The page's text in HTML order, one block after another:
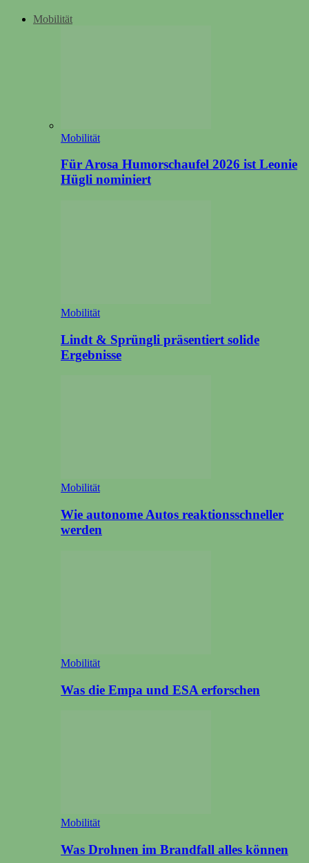
Mobilität
Mobilität
Für Arosa Humorschaufel 2026 ist Leonie
Hügli nominiert
Mobilität
Lindt & Sprüngli präsentiert solide
Ergebnisse
Mobilität
Wie autonome Autos reaktionsschneller
werden
Mobilität
Was die Empa und ESA erforschen
Mobilität
Was Drohnen im Brandfall alles können